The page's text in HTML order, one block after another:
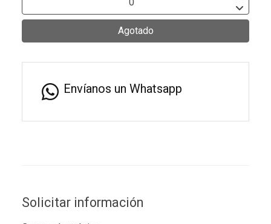
Agotado
Envíanos un Whatsapp
Solicitar información